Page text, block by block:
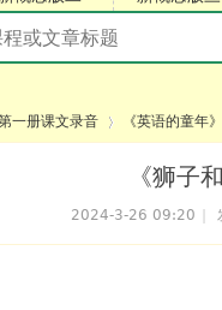
一册课文录音 《英语的童年
《狮子
2024-3-26 09:20